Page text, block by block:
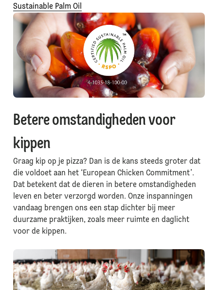
Sustainable Palm Oil
Betere omstandigheden voor
kippen
Graag kip op je pizza? Dan is de kans steeds groter dat
die voldoet aan het ‘European Chicken Commitment’.
Dat betekent dat de dieren in betere omstandigheden
leven en beter verzorgd worden. Onze inspanningen
vandaag brengen ons een stap dichter bij meer
duurzame praktijken, zoals meer ruimte en daglicht
voor de kippen.